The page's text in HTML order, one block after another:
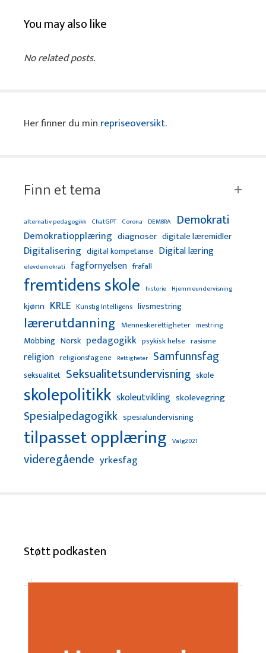
You may also like
No related posts.
Her finner du min repriseoversikt.
Finn et tema
alternativ pedagogikk ChatGPT Corona DEMBRA Demokrati
Demokratiopplæring diagnoser digitale læremidler
Digitalisering digital kompetanse Digital læring
elevdemokrati fagfornyelsen frafall
fremtidens skole historie Hjemmeundervisning
kjønn KRLE Kunstig Intelligens livsmestring
lærerutdanning Menneskerettigheter mestring
Mobbing Norsk pedagogikk psykisk helse rasisme
religion religionsfagene Rettigheter Samfunnsfag
seksualitet Seksualitetsundervisning skole
skolepolitikk skoleutvikling skolevegring
Spesialpedagogikk spesialundervisning
tilpasset opplæring Valg2021
videregående yrkesfag
Støtt podkasten